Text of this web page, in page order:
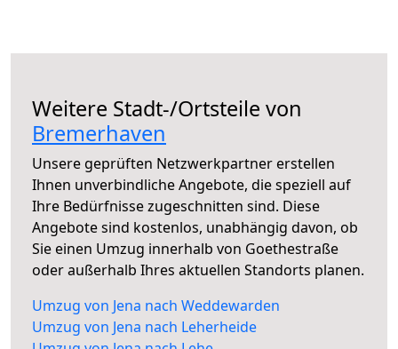
Weitere Stadt-/Ortsteile von
Bremerhaven
Unsere geprüften Netzwerkpartner erstellen
Ihnen unverbindliche Angebote, die speziell auf
Ihre Bedürfnisse zugeschnitten sind. Diese
Angebote sind kostenlos, unabhängig davon, ob
Sie einen Umzug innerhalb von Goethestraße
oder außerhalb Ihres aktuellen Standorts planen.
Umzug von Jena nach Weddewarden
Umzug von Jena nach Leherheide